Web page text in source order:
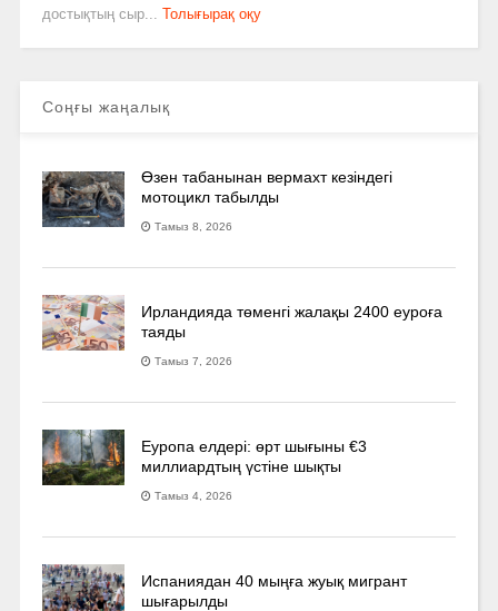
достықтың сыр...
Толығырақ оқу
Соңғы жаңалық
Өзен табанынан вермахт кезіндегі
мотоцикл табылды
Тамыз 8, 2026
Ирландияда төменгі жалақы 2400 еуроға
таяды
Тамыз 7, 2026
Еуропа елдері: өрт шығыны €3
миллиардтың үстіне шықты
Тамыз 4, 2026
Испаниядан 40 мыңға жуық мигрант
шығарылды